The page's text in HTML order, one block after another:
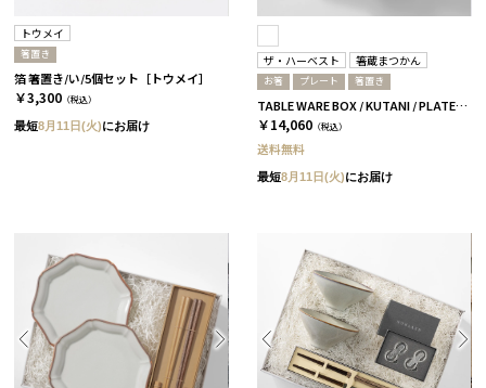
トウメイ
箸置き
箔 箸置き/い/5個セット［トウメイ］
￥3,300 （税込）
最短8月11日(火)にお届け
ザ・ハーベスト 箸蔵まつかん
お箸 プレート 箸置き
TABLE WARE BOX / KUTANI / PLATE19 4枚セット
￥14,060 （税込）
送料無料
最短8月11日(火)にお届け